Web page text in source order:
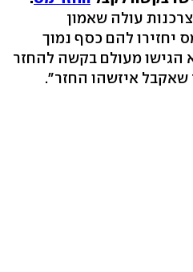
עולה שאמון
יחזירו להם כסף נמוך
אלה שלא הגישו מעולם בקשה להחזר
שאקבל איזשהו החזר".